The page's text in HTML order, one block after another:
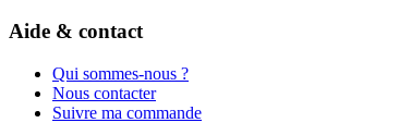
Aide & contact
Qui sommes-nous ?
Nous contacter
Suivre ma commande